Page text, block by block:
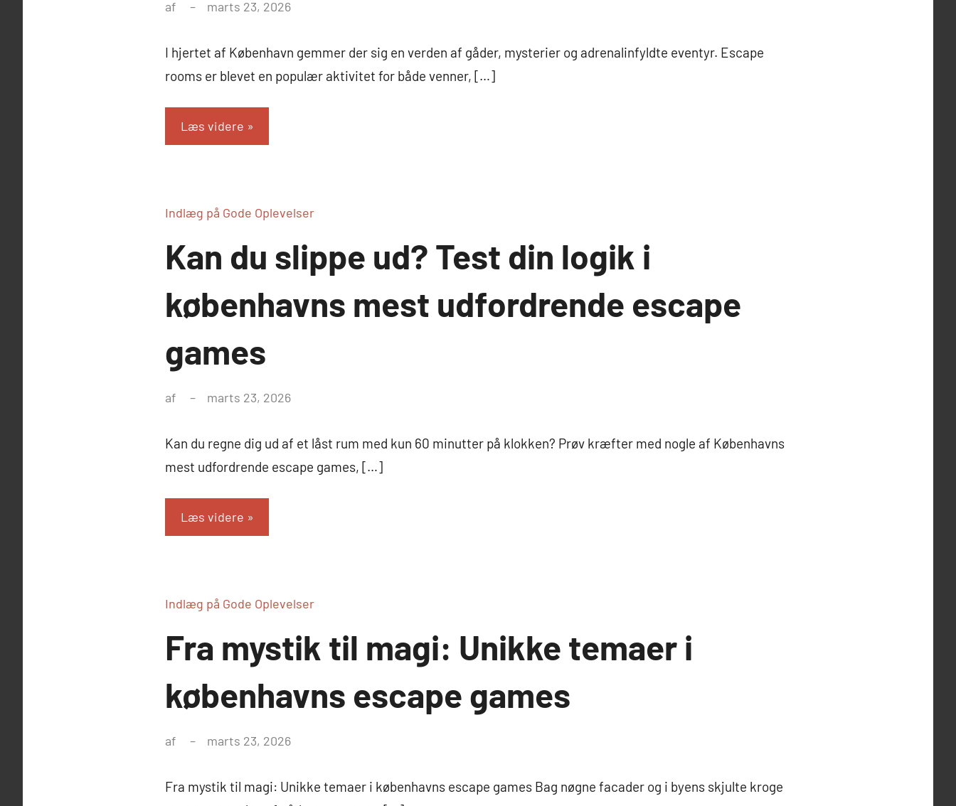
af marts 23, 2026
I hjertet af København gemmer der sig en verden af gåder, mysterier og adrenalinfyldte eventyr. Escape
rooms er blevet en populær aktivitet for både venner, […]
Læs videre
Indlæg på Gode Oplevelser
Kan du slippe ud? Test din logik i
københavns mest udfordrende escape
games
af marts 23, 2026
Kan du regne dig ud af et låst rum med kun 60 minutter på klokken? Prøv kræfter med nogle af Københavns
mest udfordrende escape games, […]
Læs videre
Indlæg på Gode Oplevelser
Fra mystik til magi: Unikke temaer i
københavns escape games
af marts 23, 2026
Fra mystik til magi: Unikke temaer i københavns escape games Bag nøgne facader og i byens skjulte kroge